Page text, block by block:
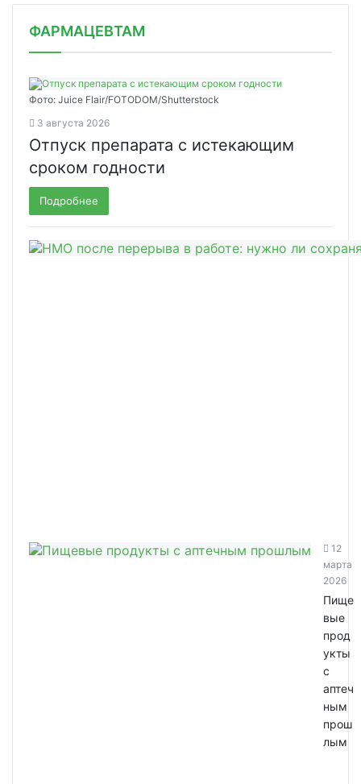
ФАРМАЦЕВТАМ
Фото: Juice Flair/FOTODOM/Shutterstoсk
3 августа 2026
Отпуск препарата с истекающим
сроком годности
Подробнее
12
марта
2026
Пище
вые
прод
укты
с
аптеч
ным
прош
лым